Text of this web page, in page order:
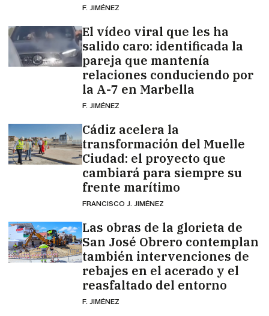
F. JIMÉNEZ
El vídeo viral que les ha
salido caro: identificada la
pareja que mantenía
relaciones conduciendo por
la A-7 en Marbella
F. JIMÉNEZ
Cádiz acelera la
transformación del Muelle
Ciudad: el proyecto que
cambiará para siempre su
frente marítimo
FRANCISCO J. JIMÉNEZ
Las obras de la glorieta de
San José Obrero contemplan
también intervenciones de
rebajes en el acerado y el
reasfaltado del entorno
F. JIMÉNEZ